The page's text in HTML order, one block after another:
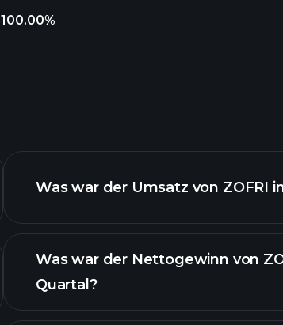
100.00%
Was war der Umsatz von ZOFRI
Was war der Nettogewinn von
Quartal?